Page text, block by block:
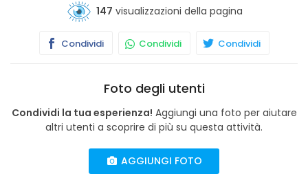
147 visualizzazioni della pagina
Condividi Condividi Condividi
Foto degli utenti
Condividi la tua esperienza! Aggiungi una foto per aiutare
altri utenti a scoprire di più su questa attività.
AGGIUNGI FOTO